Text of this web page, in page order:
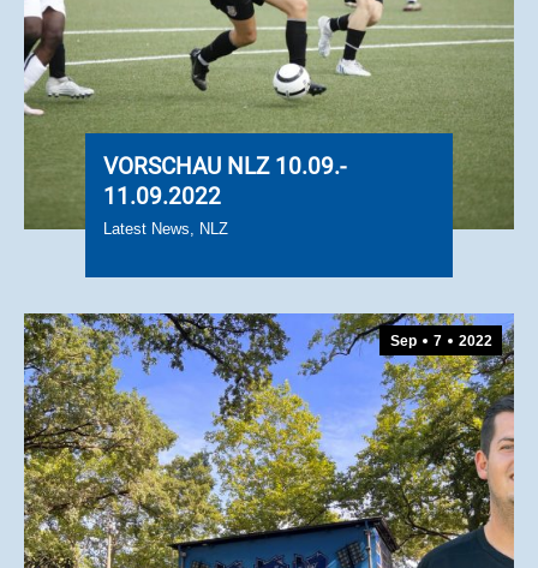
VORSCHAU NLZ 10.09.-
11.09.2022
Latest News, NLZ
Sep 7 2022